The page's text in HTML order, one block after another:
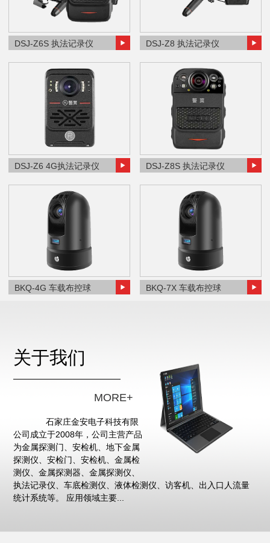
DSJ-Z6S 执法记录仪 DSJ-Z8 执法记录仪
DSJ-Z6 4G执法记录仪 DSJ-Z8S 执法记录仪
BKQ-4G 车载布控球 BKQ-7X 车载布控球
关于我们
MORE+
石家庄金安电子科技有限
公司成立于2008年，公司主营产品
为金属探测门、安检机、地下金属
探测仪、安检门、安检机、金属检
测仪、金属探测器、金属探测仪、
执法记录仪、车底检测仪、液体检测仪、访客机、出入口人流量
统计系统等。 应用领域主要...